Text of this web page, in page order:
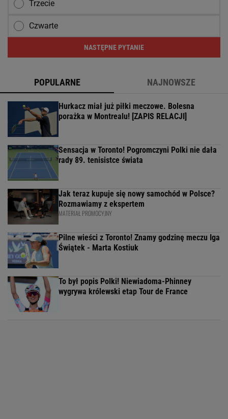
Trzecie
Czwarte
NASTĘPNE PYTANIE
POPULARNE NAJNOWSZE
Hurkacz miał już piłki meczowe. Bolesna
porażka w Montrealu! [ZAPIS RELACJI]
Sensacja w Toronto! Pogromczyni Polki nie dała
rady 89. tenisistce świata
Jak teraz kupuje się nowy samochód w Polsce?
Rozmawiamy z ekspertem
MATERIAŁ PROMOCYJNY
Pilne wieści z Toronto! Znamy godzinę meczu Iga
Świątek - Marta Kostiuk
To był popis Polki! Niewiadoma-Phinney
wygrywa królewski etap Tour de France